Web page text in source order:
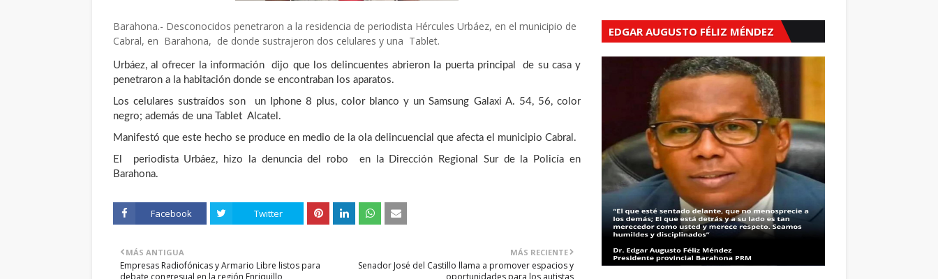
Barahona.- Desconocidos penetraron a la residencia de periodista Hércules Urbáez, en el municipio de
Cabral, en Barahona, de donde sustrajeron dos celulares y una Tablet.
Urbáez, al ofrecer la información dijo que los delincuentes abrieron la puerta principal de su casa y
penetraron a la habitación donde se encontraban los aparatos.
Los celulares sustraídos son un Iphone 8 plus, color blanco y un Samsung Galaxi A. 54, 56, color
negro; además de una Tablet Alcatel.
Manifestó que este hecho se produce en medio de la ola delincuencial que afecta el municipio Cabral.
El periodista Urbáez, hizo la denuncia del robo en la Dirección Regional Sur de la Policía en
Barahona.
Facebook Twitter
MÁS RECIENTE
Senador José del Castillo llama a promover espacios y
oportunidades para los autistas
MÁS ANTIGUA
Empresas Radiofónicas y Armario Libre listos para
debate congresual en la región Enriquillo
EDGAR AUGUSTO FÉLIZ MÉNDEZ